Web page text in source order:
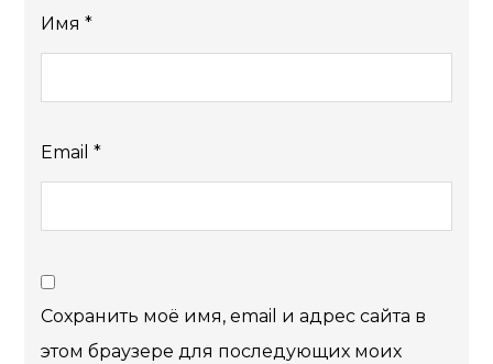
Имя*
Email*
Сохранить моё имя, email и адрес сайта в
этом браузере для последующих моих